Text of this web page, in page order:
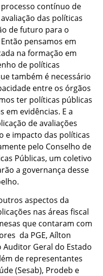
contínuo de
das políticas
de futuro para o
pensamos em
na formação em
de políticas
também é necessário
entre os órgãos
ter políticas públicas
em evidências. E a
de avaliações
e impacto das políticas
pelo Conselho de
Públicas, um coletivo
a governança desse
aspectos da
nas áreas fiscal
que contaram com
da PGE, Aílton
Auditor Geral do Estado
de representantes
(Sesab), Prodeb e